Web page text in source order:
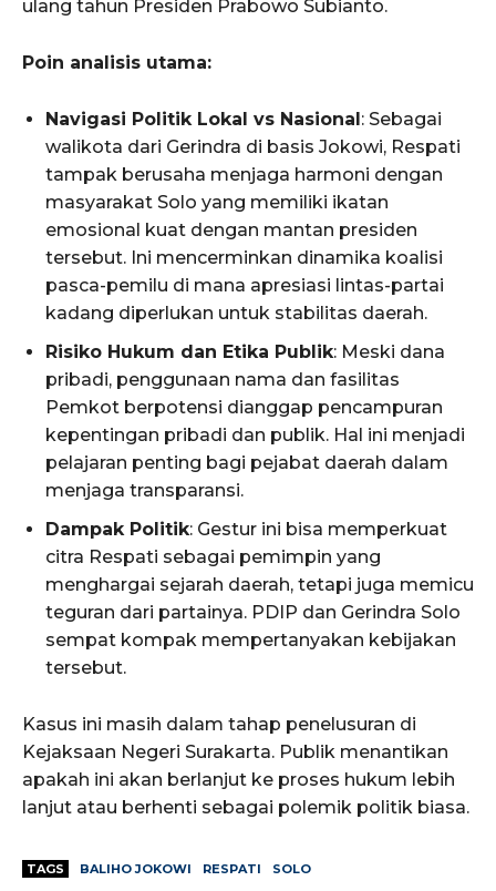
ulang tahun Presiden Prabowo Subianto.
Poin analisis utama:
Navigasi Politik Lokal vs Nasional: Sebagai
walikota dari Gerindra di basis Jokowi, Respati
tampak berusaha menjaga harmoni dengan
masyarakat Solo yang memiliki ikatan
emosional kuat dengan mantan presiden
tersebut. Ini mencerminkan dinamika koalisi
pasca-pemilu di mana apresiasi lintas-partai
kadang diperlukan untuk stabilitas daerah.
Risiko Hukum dan Etika Publik: Meski dana
pribadi, penggunaan nama dan fasilitas
Pemkot berpotensi dianggap pencampuran
kepentingan pribadi dan publik. Hal ini menjadi
pelajaran penting bagi pejabat daerah dalam
menjaga transparansi.
Dampak Politik: Gestur ini bisa memperkuat
citra Respati sebagai pemimpin yang
menghargai sejarah daerah, tetapi juga memicu
teguran dari partainya. PDIP dan Gerindra Solo
sempat kompak mempertanyakan kebijakan
tersebut.
Kasus ini masih dalam tahap penelusuran di
Kejaksaan Negeri Surakarta. Publik menantikan
apakah ini akan berlanjut ke proses hukum lebih
lanjut atau berhenti sebagai polemik politik biasa.
TAGS BALIHO JOKOWI RESPATI SOLO